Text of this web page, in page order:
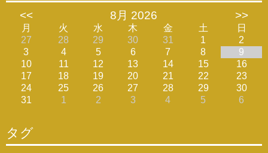
<< 8月 2026 >>
月 火 水 木 金 土
日
27
28 29 30 31 1
2
3
4 5 6 7 8
9
10
11 12 13 14 15
16
17
18 19 20 21 22
23
24
25 26 27 28 29
30
31
1 2 3 4 5 6
タグ